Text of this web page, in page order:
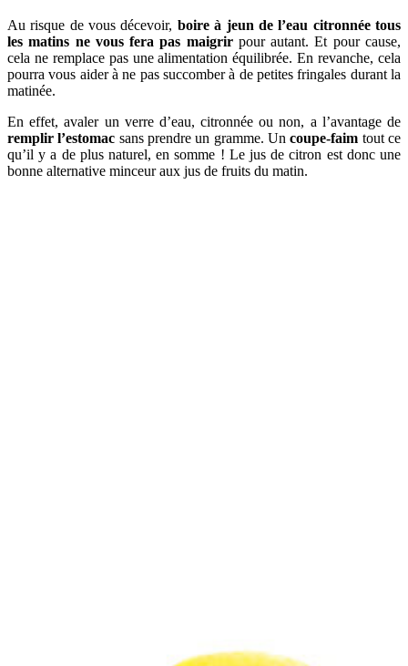
Au risque de vous décevoir, boire à jeun de l’eau citronnée tous
les matins ne vous fera pas maigrirpour autant. Et pour cause,
cela ne remplace pas une alimentation équilibrée. En revanche, cela
pourra vous aider à ne pas succomber à de petites fringales durant la
matinée.
En effet, avaler un verre d’eau, citronnée ou non, a l’avantage de
remplir l’estomac sans prendre un gramme. Uncoupe-faim tout ce
qu’il y a de plus naturel, en somme ! Le jus de citron est donc une
bonne alternative minceur aux jus de fruits du matin.